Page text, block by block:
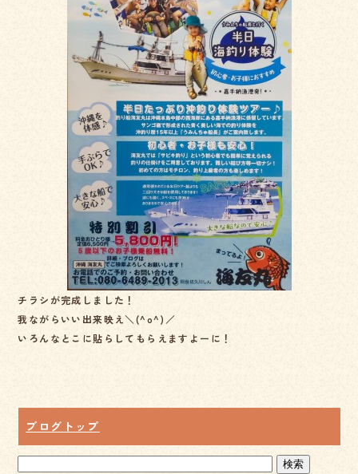
チラシが完成しました！
我ながらいい出来映え＼(^o^)／
いろんなとこに貼らしてもらえますよーに！
ブログトップ